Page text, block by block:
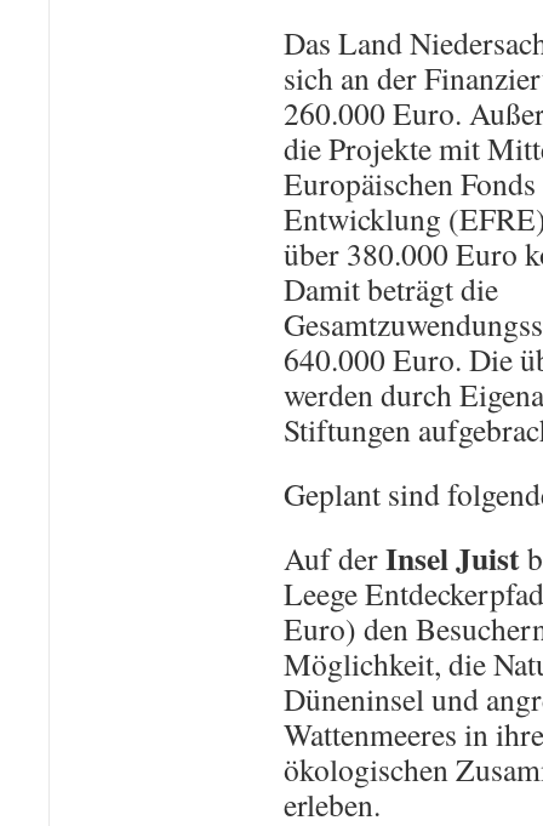
Das Land
sich an der
260.000 Euro.
die Projekte mit
Europäischen
Entwicklung
über 380.000 Euro
Damit beträgt die
640.000 Euro. Die
werden durch
Stiftungen
Geplant sind
Auf derInsel Juist
Leege
Euro) den
Möglichkeit, die
Düneninsel und
Wattenmeeres in
ökologischen
erleben.